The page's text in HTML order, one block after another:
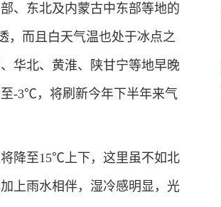
、东北及内蒙古中东部等地的
而且白天气温也处于冰点之
华北、黄淮、陕甘宁等地早晚
-3℃，将刷新今年下半年来气
降至15℃上下，这里虽不如北
上雨水相伴，湿冷感明显，光